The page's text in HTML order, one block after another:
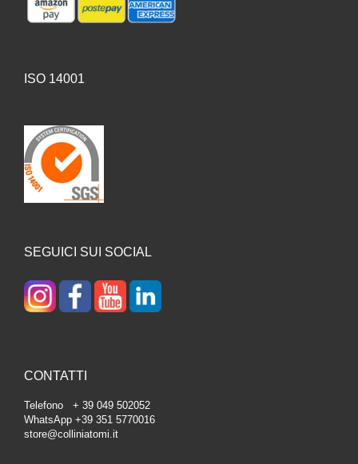
ISO 14001
SEGUICI SUI SOCIAL
CONTATTI
Telefono + 39 049 502052
WhatsApp +39 351 5770016
store@colliniatomi.it